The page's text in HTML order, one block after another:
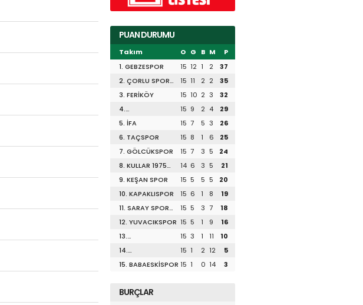
PUAN DURUMU
Takım O G B M
P
1. GEBZESPOR
15 12 1 2
37
2. ÇORLU SPOR
15 11 2 2
35
3. FERİKÖY
15 10 2 3
32
4.
DİLİSKELESİSPOR
15 9 2 4
29
5. İFA
15 7 5 3
26
6. TAÇSPOR
15 8 1 6
25
7. GÖLCÜKSPOR
15 7 3 5
24
8. KULLAR 1975
14 6 3 5
21
9. KEŞAN SPOR
15 5 5 5
20
10. KAPAKLISPOR
15 6 1 8
19
11. SARAY SPOR
15 5 3 7
18
12. YUVACIKSPOR 15 5 1 9
16
13.
15 3 1 11
10
14.
LÜLEBURGAZSPOR
15 1 2 12
5
15. BABAESKİSPOR 15 1 0 14 3
BURÇLAR